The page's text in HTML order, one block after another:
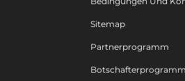
Sitemap
Partnerprogramm
Botschafterprogramm